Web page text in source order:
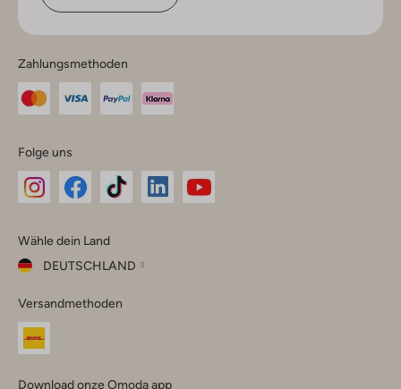
Zahlungsmethoden
Folge uns
Instagram
Facebook
TikTok
Wähle dein Land
DEUTSCHLAND
dein
Land
Versandmethoden
Download onze Omoda app